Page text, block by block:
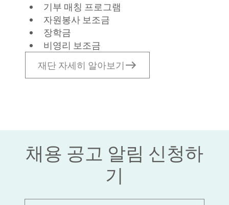
기부 매칭 프로그램
자원봉사 보조금
장학금
비영리 보조금
재단 자세히 알아보기
채용 공고 알림 신청하
기